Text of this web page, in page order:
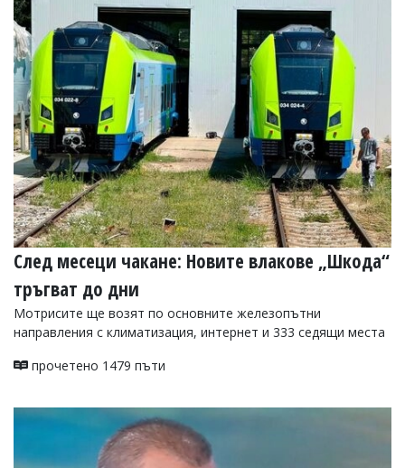
УКРАЙНА
СПОРТ
РАЗСЛЕДВАНЕ
БИЗНЕС
ЮГ
Управители:
Веселин
Василев,
email:
v.vasilev@flagman.bg
Катя
Касабова,
Главен
редактор:
Иван
Колев,
email:
статиите
След месеци чакане: Новите влакове „Шкода“
тръгват до дни
Мотрисите ще возят по основните железопътни
направления с климатизация, интернет и 333 седящи места
прочетено 1479 пъти